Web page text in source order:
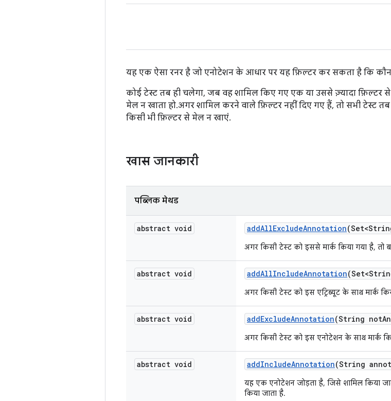
यह एक ऐसा रनर है जो एनोटेशन के आधार पर यह फ़िल्टर कर सकता है कि
कोई टेस्ट तब ही चलेगा, जब वह शामिल किए गए एक या उससे ज़्यादा फ़िल्टर
मेल न खाता हो. अगर शामिल करने वाले फ़िल्टर नहीं दिए गए हैं, तो सभी टेस्ट
किसी भी फ़िल्टर से मेल न खाएं.
खास जानकारी
पब्लिक मेथड
abstract void addAllExcludeAnnotation
अगर किसी टेस्ट को इससे मार्क किया गया है,
abstract void addAllIncludeAnnotation
अगर किसी टेस्ट को इस एट्रिब्यूट के साथ मार्क
abstract void addExcludeAnnotation(String not
अगर किसी टेस्ट को इस एनोटेशन के साथ मार्क
abstract void addIncludeAnnotation(String
यह एक एनोटेशन जोड़ता है, जिसे शामिल किया
किया जाता है.